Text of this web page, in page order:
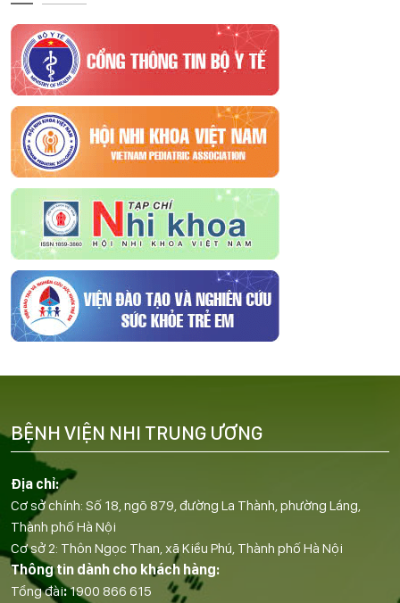
Địa chỉ:
Cơ sở chính: Số 18, ngõ 879, đường La Thành, phường Láng,
Thành phố Hà Nội
Cơ sở 2: Thôn Ngọc Than, xã Kiều Phú, Thành phố Hà Nội
Thông tin dành cho khách hàng:
Tổng đài:1900 866 615
BỆNH VIỆN NHI TRUNG ƯƠNG